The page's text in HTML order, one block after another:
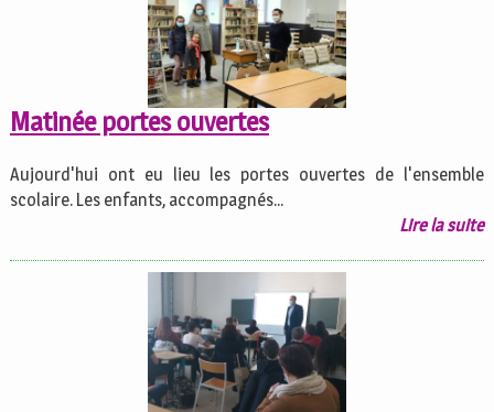
Matinée portes ouvertes
Aujourd'hui ont eu lieu les portes ouvertes de l'ensemble
scolaire. Les enfants, accompagnés...
Lire la suite